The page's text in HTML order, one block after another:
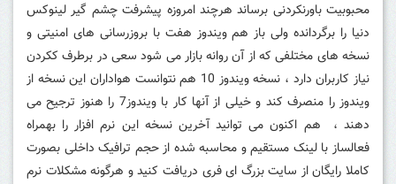
محبوبیت باورنکردنی برساند هرچند امروزه پیشرفت چشم گیر لینوکس
دنیا را برگردانده ولی باز هم ویندوز هفت با بروزرسانی های امنیتی و
نسخه های مختلفی که از آن روانه بازار می شود سعی در برطرف ککردن
نیاز کاربران دارد ، نسخه ویندوز 10 هم نتوانست هواداران این نسخه از
ویندوز را منصرف کند و خیلی از آنها کار با ویندوز7 را هنوز ترجیح می
دهند ، هم اکنون می توانید آخرین نسخه این نرم افزار را بهمراه
فعالساز با لینک مستقیم و محاسبه شده از حجم ترافیک داخلی بصورت
کاملا رایگان از سایت بزرگ ای فری دریافت کنید و هرگونه مشکلات نرم